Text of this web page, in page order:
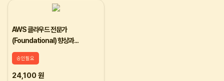
AWS 클라우드 전문가
(Foundational) 향상과...
승인필요
24,100 원